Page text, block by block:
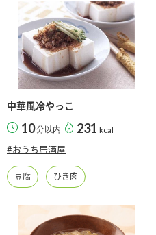
中華風冷やっこ
10分以内 231 kcal
#おうち居酒屋
豆腐 ひき肉